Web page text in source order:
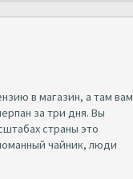
в магазин, а там вам
за три дня. Вы
страны это
чайник, люди